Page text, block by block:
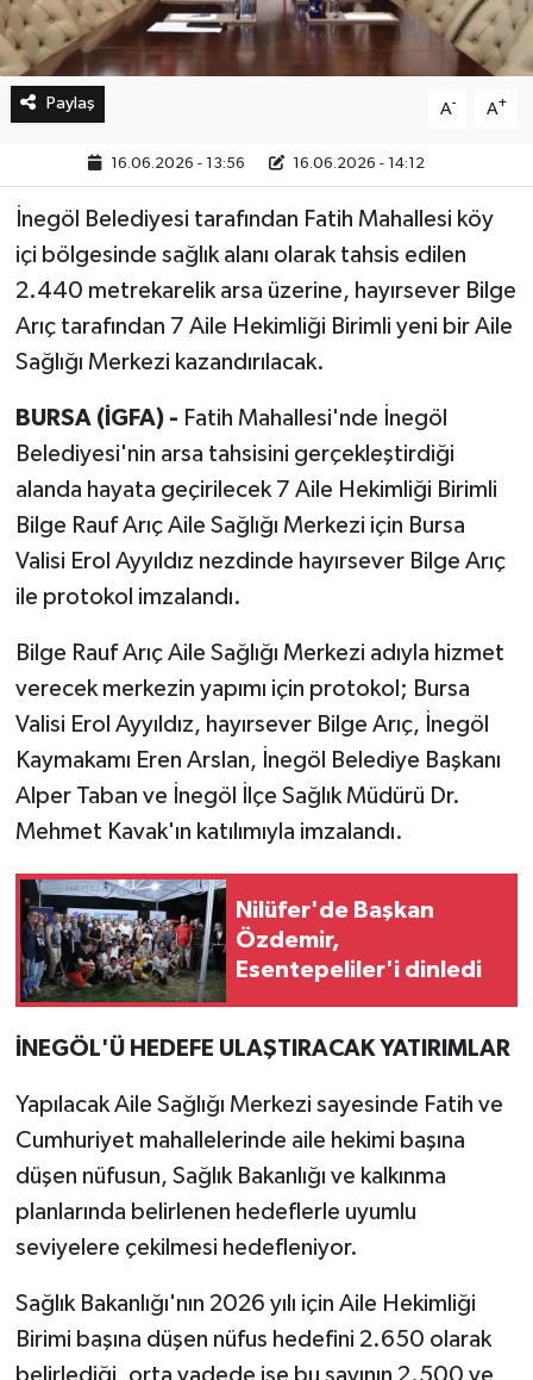
Paylaş A- A+
16.06.2026 - 13:56 16.06.2026 - 14:12
İnegöl Belediyesi tarafından Fatih Mahallesi köy
içi bölgesinde sağlık alanı olarak tahsis edilen
2.440 metrekarelik arsa üzerine, hayırsever Bilge
Arıç tarafından 7 Aile Hekimliği Birimli yeni bir Aile
Sağlığı Merkezi kazandırılacak.
BURSA (İGFA) - Fatih Mahallesi'nde İnegöl
Belediyesi'nin arsa tahsisini gerçekleştirdiği
alanda hayata geçirilecek 7 Aile Hekimliği Birimli
Bilge Rauf Arıç Aile Sağlığı Merkezi için Bursa
Valisi Erol Ayyıldız nezdinde hayırsever Bilge Arıç
ile protokol imzalandı.
Bilge Rauf Arıç Aile Sağlığı Merkezi adıyla hizmet
verecek merkezin yapımı için protokol; Bursa
Valisi Erol Ayyıldız, hayırsever Bilge Arıç, İnegöl
Kaymakamı Eren Arslan, İnegöl Belediye Başkanı
Alper Taban ve İnegöl İlçe Sağlık Müdürü Dr.
Mehmet Kavak'ın katılımıyla imzalandı.
Nilüfer'de Başkan
Özdemir,
Esentepeliler'i dinledi
İNEGÖL'Ü HEDEFE ULAŞTIRACAK YATIRIMLAR
Yapılacak Aile Sağlığı Merkezi sayesinde Fatih ve
Cumhuriyet mahallelerinde aile hekimi başına
düşen nüfusun, Sağlık Bakanlığı ve kalkınma
planlarında belirlenen hedeflerle uyumlu
seviyelere çekilmesi hedefleniyor.
Sağlık Bakanlığı'nın 2026 yılı için Aile Hekimliği
Birimi başına düşen nüfus hedefini 2.650 olarak